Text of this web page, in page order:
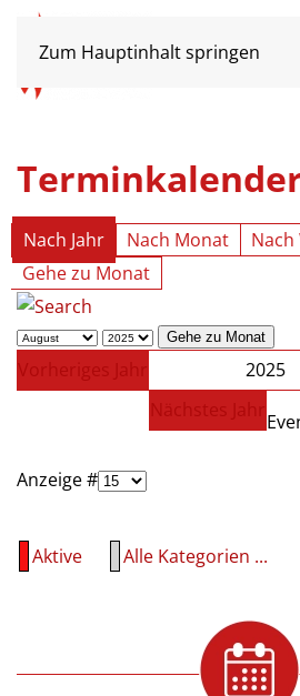
Zum Hauptinhalt springen
Nach Jahr Nach Monat Nach
Gehe zu Monat
Gehe zu Monat
Vorheriges Jahr
2025
Nächstes Jahr
Anzeige #
Aktive Alle Kategorien ...